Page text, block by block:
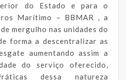
do Estado e para o
Marítimo – BBMAR , a
mergulho nas unidades do
forma a descentralizar as
aumentando assim a
do serviço oferecido,
dessa natureza